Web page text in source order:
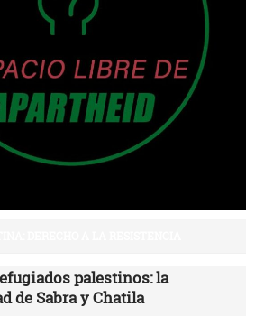
palestinos: la
de Sabra y Chatila